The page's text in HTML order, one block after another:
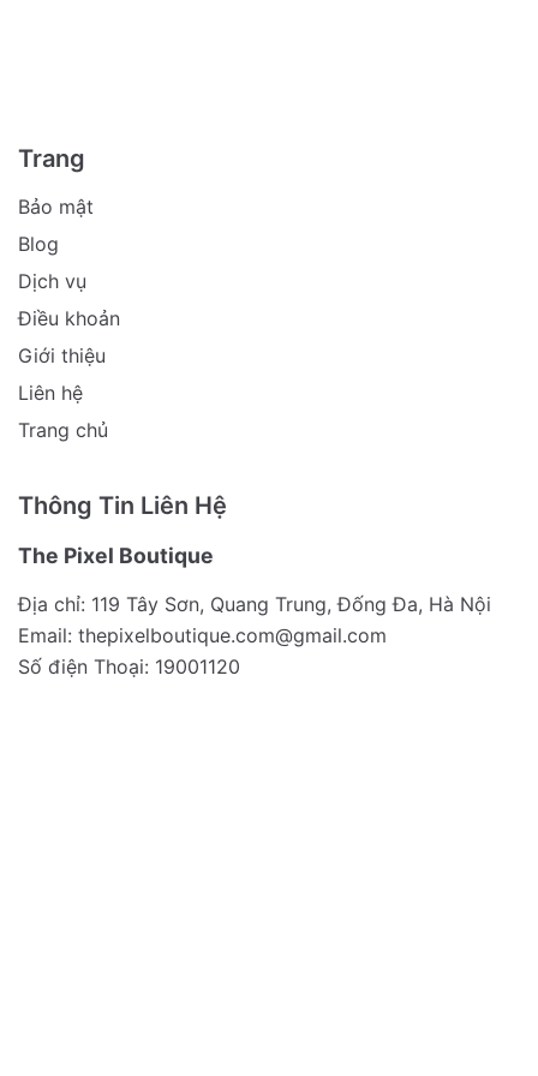
Trang
Bảo mật
Blog
Dịch vụ
Điều khoản
Giới thiệu
Liên hệ
Trang chủ
Thông Tin Liên Hệ
The Pixel Boutique
Địa chỉ: 119 Tây Sơn, Quang Trung, Đống Đa, Hà Nội
Email: thepixelboutique.com@gmail.com
Số điện Thoại: 19001120